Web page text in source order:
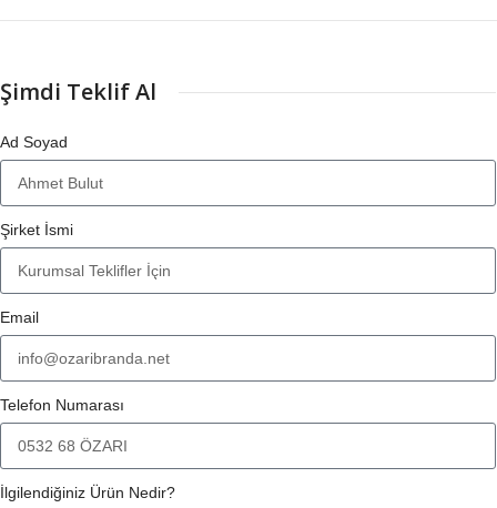
Şimdi Teklif Al
Ad Soyad
Şirket İsmi
Email
Telefon Numarası
İlgilendiğiniz Ürün Nedir?